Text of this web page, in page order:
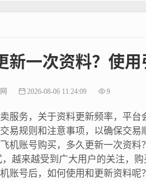
新一次资料？使
2026-08-06 11:24:09 9
服务，关于资料更新频率，平
规则和注意事项，以确保交易
机账号购买，多久更新一次资
越来越受到广大用户的关注，
账号后，如何使用和更新资料